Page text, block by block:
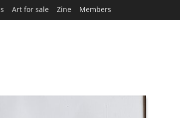
Art for sale Zine Members